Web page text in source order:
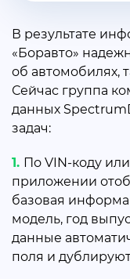
В результате
«Боравто»
об автомобилях,
Сейчас группа
данных
задач:
По VIN-коду
приложении
базовая
модель, год
данные
поля и